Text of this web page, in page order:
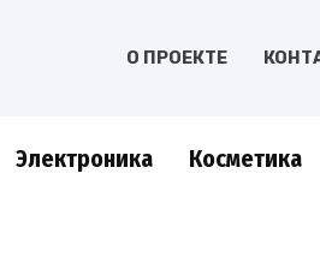
О ПРОЕКТЕ
Электроника Косметика